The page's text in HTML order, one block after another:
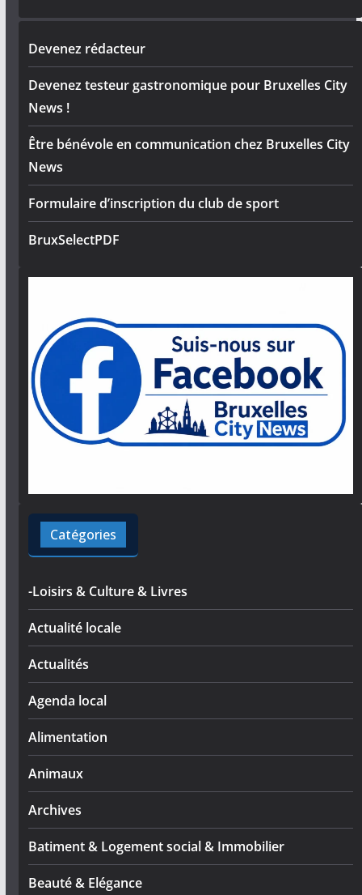
Devenez rédacteur
Devenez testeur gastronomique pour Bruxelles City
News !
Être bénévole en communication chez Bruxelles City
News
Formulaire d’inscription du club de sport
BruxSelectPDF
Catégories
-Loisirs & Culture & Livres
Actualité locale
Actualités
Agenda local
Alimentation
Animaux
Archives
Batiment & Logement social & Immobilier
Beauté & Elégance